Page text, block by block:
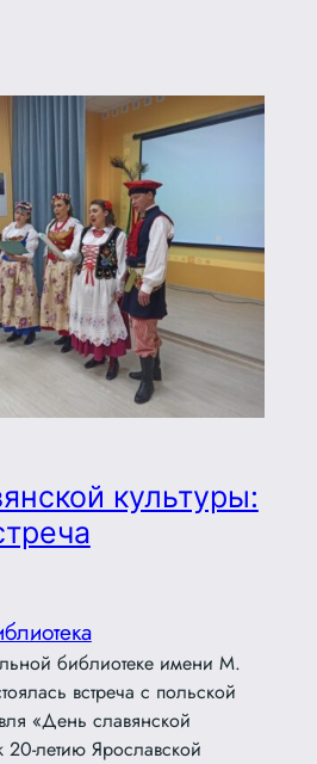
культуры:
библиотеке имени М.
встреча с польской
«День славянской
20-летию Ярославской